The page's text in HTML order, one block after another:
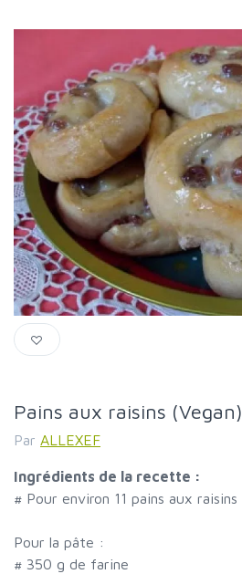
Pains aux raisins (Vegan)
Par ALLEXEF
Ingrédients de la recette :
# Pour environ 11 pains aux raisins
Pour la pâte :
# 350 g de farine